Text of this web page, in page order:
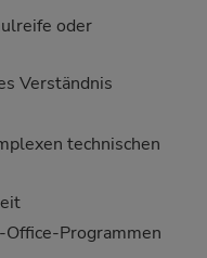
oder
Verständnis
technischen
Programmen